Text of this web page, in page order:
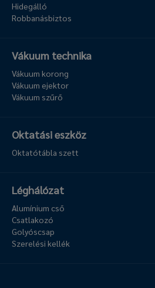
Hidegálló
Robbanásbiztos
Vákuum technika
Vákuum korong
Vákuum ejektor
Vákuum szűrő
Oktatási eszköz
Oktatótábla szett
Léghálózat
Alumínium cső
Csatlakozó
Golyóscsap
Szerelési kellék